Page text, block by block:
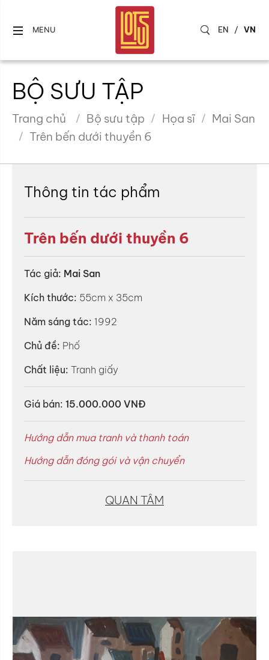
MENU EN / VN
BỘ SƯU TẬP
Trang chủ Bộ sưu tập Họa sĩ
Mai San
Trên bến dưới thuyền 6
Thông tin tác phẩm
Trên bến dưới thuyền 6
Tác giả: Mai San
Kích thước: 55cm x 35cm
Năm sáng tác: 1992
Chủ đề: Phố
Chất liệu: Tranh giấy
Giá bán: 15.000.000 VNĐ
Hướng dẫn mua tranh và thanh toán
Hướng dẫn đóng gói và vận chuyển
QUAN TÂM